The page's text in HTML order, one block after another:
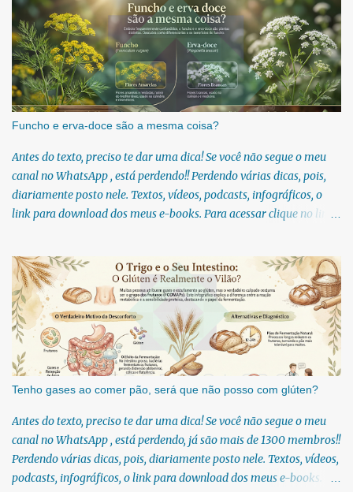
s
Funcho e erva-doce são a mesma coisa?
Antes do texto, preciso te dar uma dica! Se você não segue o meu
canal no WhatsApp , está perdendo!! Perdendo várias dicas, pois,
diariamente posto nele. Textos, vídeos, podcasts, infográficos, o
link para download dos meus e-books. Para acessar clique no link:
estilo de vida. Compartilho orientações baseadas em ciência de
verdade, sem complicação e sem modinha. Se você gosta de chás e
estuda fitoterapia, é provável que você já tenha confundido o
funcho com a erva-doce em algum momento! Também conhecida
como funcho-doce, essa herbácea é considerada uma erva
medicinal. Se esse tema te interessa então sugiro que você siga o
meu canal no WhatsApp. Todo dia textos novos diretamente no seu
https://whatsapp.com/channel/0029Vb6U4AqKgsNzkBhubA40 A
espécie Foeniculum vulgare é muito bem aproveitada por aqueles
que a consomem, sej...
Tenho gases ao comer pão, será que não posso com glúten?
Antes do texto, preciso te dar uma dica! Se você não segue o meu
canal no WhatsApp , está perdendo, já são mais de 1300 membros!!
Perdendo várias dicas, pois, diariamente posto nele. Textos, vídeos,
podcasts, infográficos, o link para download dos meus e-books.